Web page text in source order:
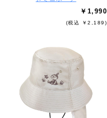
￥1,990
(税込 ￥2,189)